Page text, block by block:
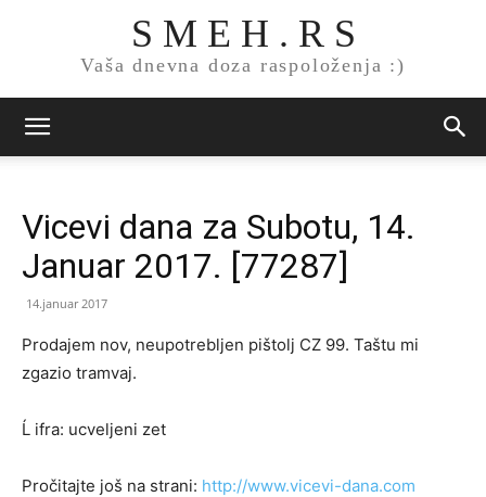
S M E H . R S
Vaša dnevna doza raspoloženja :)
Vicevi dana za Subotu, 14.
Januar 2017. [77287]
14.januar 2017
Prodajem nov, neupotrebljen pištolj CZ 99. Taštu mi
zgazio tramvaj.
Ĺ ifra: ucveljeni zet
Pročitajte još na strani: http://www.vicevi-dana.com